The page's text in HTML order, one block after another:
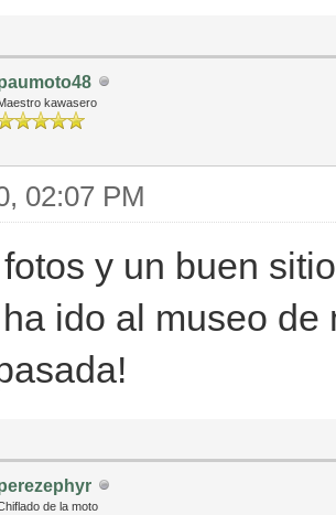
kawasero
02:07 PM
y un buen
ido al museo
de la moto